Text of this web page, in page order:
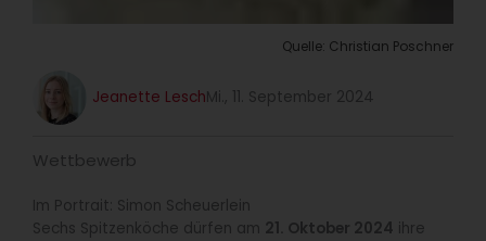
Quelle: Christian Poschner
Jeanette LeschMi., 11. September 2024
Wettbewerb
Im Portrait: Simon Scheuerlein
Sechs Spitzenköche dürfen am 21. Oktober 2024 ihre